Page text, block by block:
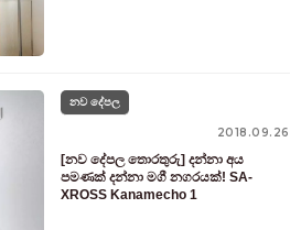
නව දේපල
2018.09.26
[නව දේපල තොරතුරු] දන්නා අය
පමණක් දන්නා මගී නගරයක්! SA-
XROSS Kanamecho 1